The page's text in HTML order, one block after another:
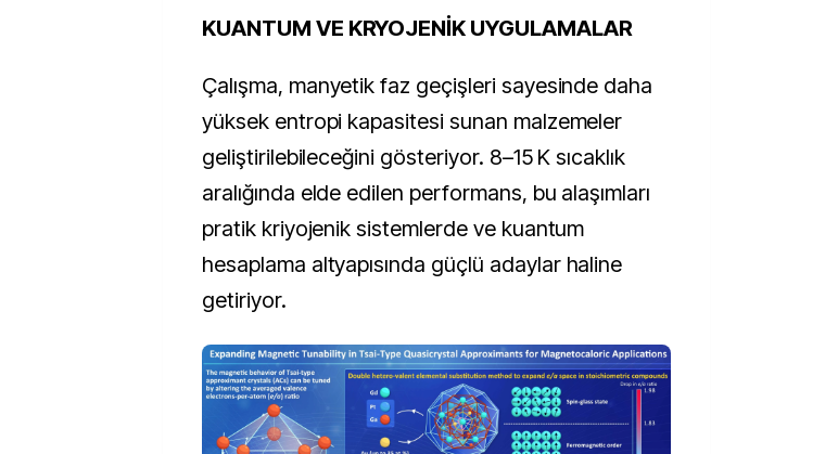
KUANTUM VE KRYOJENİK UYGULAMALAR
Çalışma, manyetik faz geçişleri sayesinde daha
yüksek entropi kapasitesi sunan malzemeler
geliştirilebileceğini gösteriyor. 8–15 K sıcaklık
aralığında elde edilen performans, bu alaşımları
pratik kriyojenik sistemlerde ve kuantum
hesaplama altyapısında güçlü adaylar haline
getiriyor.